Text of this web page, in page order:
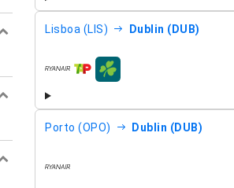
Lisboa (LIS) Dublin (DUB)
companhias aéreas
Porto (OPO) Dublin (DUB)